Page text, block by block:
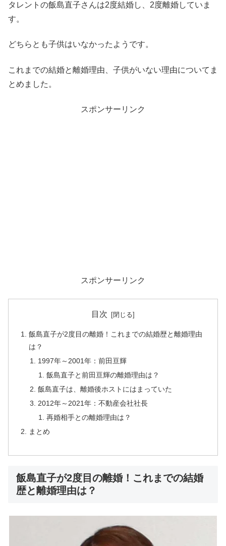
タレントの飯島直子さんは2度結婚し、2度離婚していま
す。
どちらとも子供はいなかったようです。
これまでの結婚と離婚理由、子供がいない理由についてま
とめました。
スポンサーリンク
スポンサーリンク
目次
飯島直子が2度目の離婚！これまでの結婚歴と離婚理由
は？
1997年～2001年：前田亘輝
飯島直子と前田亘輝の離婚理由は？
飯島直子は、離婚後ホストにはまっていた
2012年～2021年：不動産会社社長
再婚相手との離婚理由は？
まとめ
飯島直子が2度目の離婚！これまでの結婚
歴と離婚理由は？